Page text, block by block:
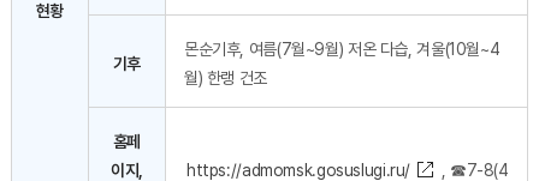
현황
기후
몬순기후, 여름(7월~9월) 저온 다습, 겨울(10월~4
월) 한랭 건조
홈페
이지,
https://admomsk.gosuslugi.ru/
, ☎7-8(4